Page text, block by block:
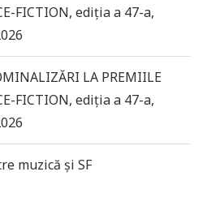
FICTION, ediția a 47-a,
LA PREMIILE
FICTION, ediția a 47-a,
muzică și SF